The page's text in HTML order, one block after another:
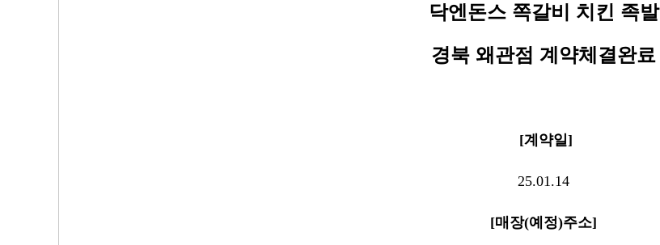
닥엔돈스 쪽갈비 치킨 족발
경북 왜관점 계약체결완료
[계약일]
25.01.14
[매장(예정)주소]